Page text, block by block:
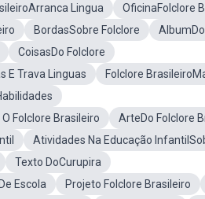
Lingua
OficinaFolclore
BordasSobre Folclore
CoisasDo Folclore
E Trava Linguas
Folclore
Folclore Brasileiro
ArteDo Folclore
Atividades Na Educação
Texto DoCurupira
Escola
Projeto Folclore Brasileiro